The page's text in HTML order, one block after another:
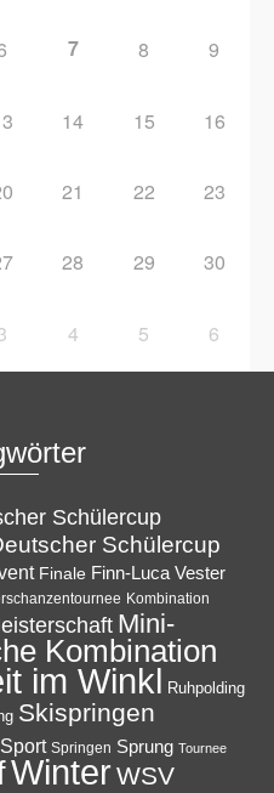
7 8 9
14 15 16
21 22 23
28 29 30
4 5 6
Schülercup
Schülercup
Finale Finn-Luca Vester
Kombination
Mini-
Kombination
im Winkl Ruhpolding
Skispringen
Sport Springen Sprung Tournee
WinterWSV